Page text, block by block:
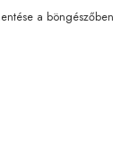
a böngészőben